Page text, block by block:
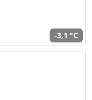
-3,1 °C